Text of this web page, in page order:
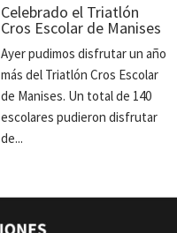
Celebrado el Triatlón
Cros Escolar de Manises
Ayer pudimos disfrutar un año
más del Triatlón Cros Escolar
de Manises. Un total de 140
escolares pudieron disfrutar
de...